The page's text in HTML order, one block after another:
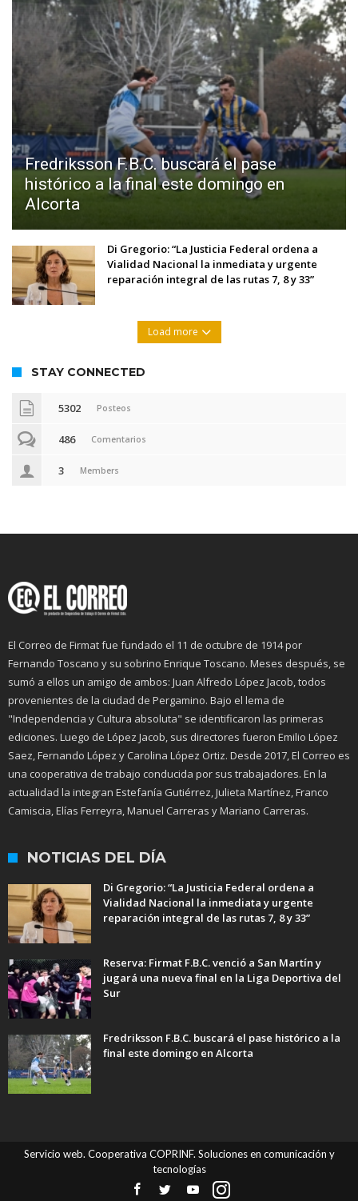
Fredriksson F.B.C. buscará el pase
histórico a la final este domingo en
Alcorta
Di Gregorio: “La Justicia Federal ordena a
Vialidad Nacional la inmediata y urgente
reparación integral de las rutas 7, 8 y 33”
Load more
STAY CONNECTED
5302 Posteos
486 Comentarios
3 Members
El Correo de Firmat fue fundado el 11 de octubre de 1914 por
Fernando Toscano y su sobrino Enrique Toscano. Meses después, se
sumó a ellos un amigo de ambos: Juan Alfredo López Jacob, todos
provenientes de la ciudad de Pergamino. Bajo el lema de
"Independencia y Cultura absoluta" se identificaron las primeras
ediciones. Luego de López Jacob, sus directores fueron Emilio López
Saez, Fernando López y Carolina López Ortiz. Desde 2017, El Correo es
una cooperativa de trabajo conducida por sus trabajadores. En la
actualidad la integran Estefanía Gutiérrez, Julieta Martínez, Franco
Camiscia, Elías Ferreyra, Manuel Carreras y Mariano Carreras.
NOTICIAS DEL DÍA
Di Gregorio: “La Justicia Federal ordena a
Vialidad Nacional la inmediata y urgente
reparación integral de las rutas 7, 8 y 33”
Reserva: Firmat F.B.C. venció a San Martín y
jugará una nueva final en la Liga Deportiva del
Sur
Fredriksson F.B.C. buscará el pase histórico a la
final este domingo en Alcorta
Servicio web. Cooperativa COPRINF. Soluciones en comunicación y
tecnologías